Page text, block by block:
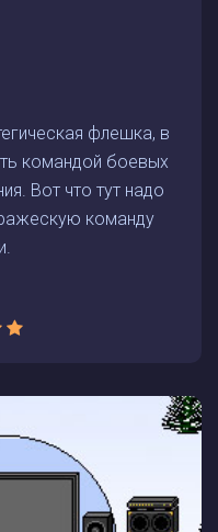
флешка, в
командой боевых
Вот что тут надо
команду